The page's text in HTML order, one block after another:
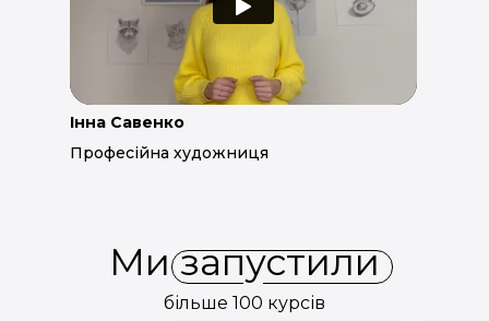
Інна Савенко
Професійна художниця
Ми запустили
більше 100 курсів